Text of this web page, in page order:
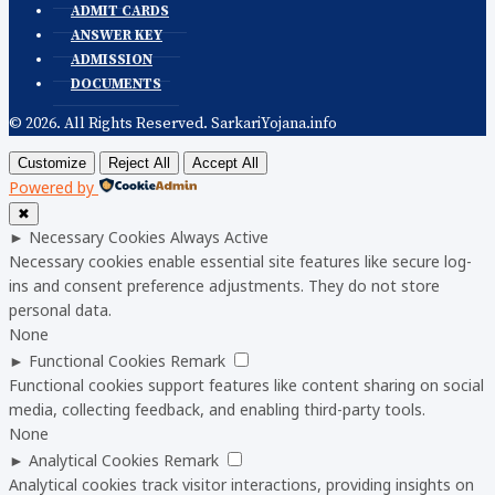
ADMIT CARDS
ANSWER KEY
ADMISSION
DOCUMENTS
© 2026. All Rights Reserved. SarkariYojana.info
Customize Reject All Accept All
Powered by
✖
► Necessary Cookies Always Active
Necessary cookies enable essential site features like secure log-
ins and consent preference adjustments. They do not store
personal data.
None
► Functional Cookies Remark
Functional cookies support features like content sharing on social
media, collecting feedback, and enabling third-party tools.
None
► Analytical Cookies Remark
Analytical cookies track visitor interactions, providing insights on